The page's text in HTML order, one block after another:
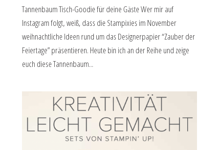
Tannenbaum Tisch-Goodie für deine Gäste Wer mir auf
Instagram folgt, weiß, dass die Stampixies im November
weihnachtliche Ideen rund um das Designerpapier “Zauber der
Feiertage” präsentieren. Heute bin ich an der Reihe und zeige
euch diese Tannenbaum...